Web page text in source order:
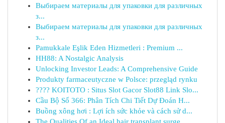
Выбираем материалы для упаковки для различных
з...
Выбираем материалы для упаковки для различных
з...
Pamukkale Eşlik Eden Hizmetleri : Premium ...
HH88: A Nostalgic Analysis
Unlocking Investor Leads: A Comprehensive Guide
Produkty farmaceutyczne w Polsce: przegląd rynku
???? KOITOTO : Situs Slot Gacor Slot88 Link Slo...
Cầu Bộ Số 366: Phân Tích Chi Tiết Dự Đoán H...
Buồng xông hơi : Lợi ích sức khỏe và cách sử d...